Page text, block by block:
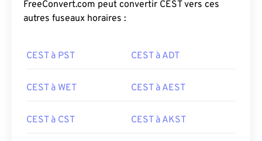
FreeConvert.com peut convertir CEST vers ces
autres fuseaux horaires :
CEST à PST CEST à ADT
CEST à WET CEST à AEST
CEST à CST CEST à AKST